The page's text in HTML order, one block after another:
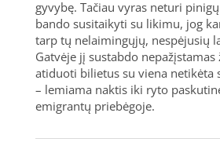
gyvybę. Tačiau vyras neturi
bando susitaikyti su likimu, jog
tarp tų nelaimingųjų, nespėjusių
Gatvėje jį sustabdo
atiduoti bilietus su viena netikėta
– lemiama naktis iki ryto
emigrantų priebėgoje.